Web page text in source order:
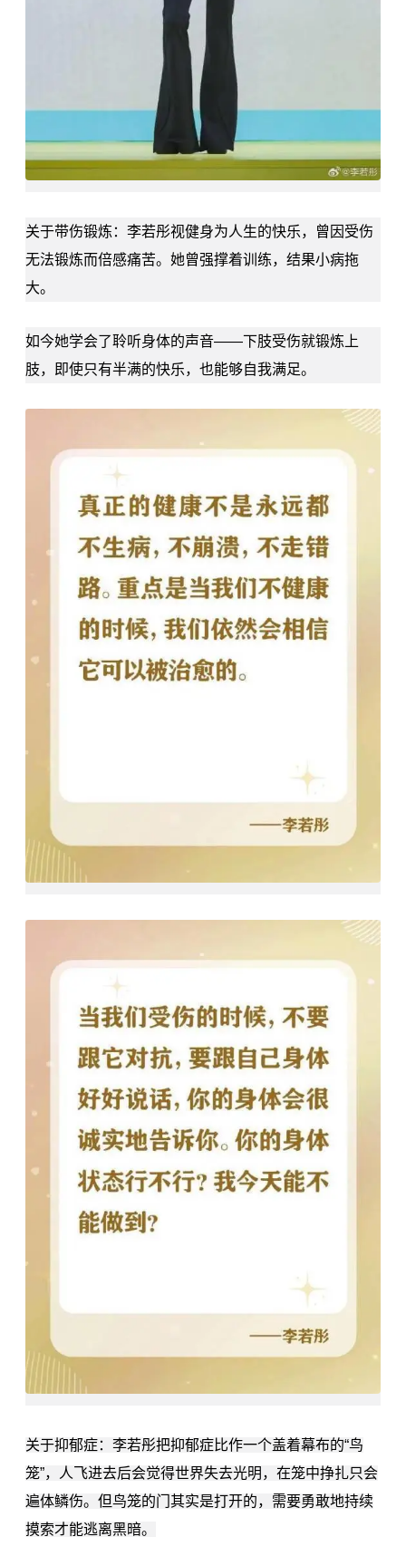
关于带伤锻炼： 李若彤视健身为人生的快乐，曾因受伤
无法锻炼而倍感痛苦。她曾强撑着训练，结果小病拖
大。
如今她学会了聆听身体的声音——下肢受伤就锻炼上
肢，即使只有半满的快乐，也能够自我满足。
关于抑郁症：李若彤把抑郁症比作一个盖着幕布的“鸟
笼”，人飞进去后会觉得世界失去光明，在笼中挣扎只会
遍体鳞伤。但鸟笼的门其实是打开的，需要勇敢地持续
摸索才能逃离黑暗。